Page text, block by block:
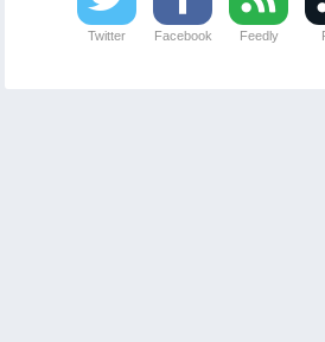
Twitter Facebook Feedly